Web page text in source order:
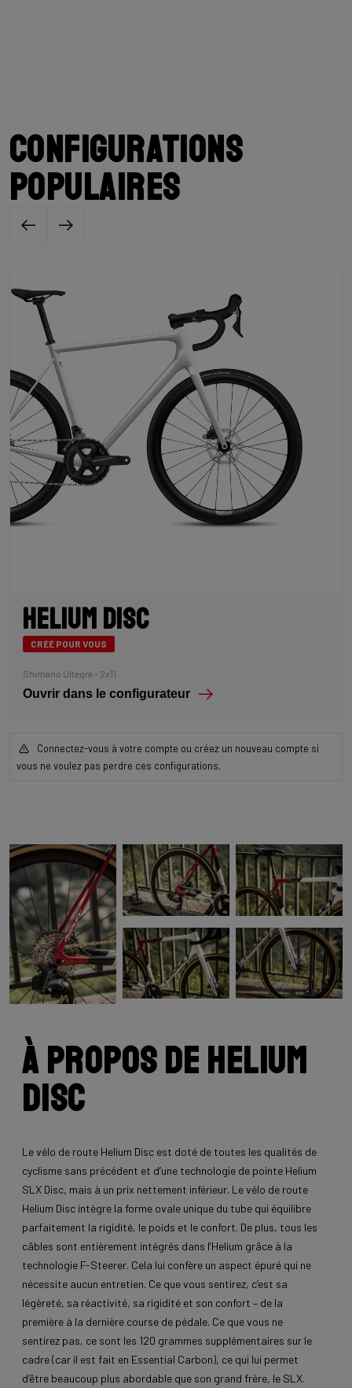
Configurations
populaires
Helium Disc
CRÉÉ POUR VOUS
Shimano Ultegra – 2x11
Ouvrir dans le configurateur
Connectez-vous à votre compte ou créez un nouveau compte si
vous ne voulez pas perdre ces configurations.
À propos de Helium
Disc
Le vélo de route Helium Disc est doté de toutes les qualités de
cyclisme sans précédent et d’une technologie de pointe Helium
SLX Disc, mais à un prix nettement inférieur. Le vélo de route
Helium Disc intègre la forme ovale unique du tube qui équilibre
parfaitement la rigidité, le poids et le confort. De plus, tous les
câbles sont entièrement intégrés dans l’Helium grâce à la
technologie F-Steerer. Cela lui confère un aspect épuré qui ne
nécessite aucun entretien. Ce que vous sentirez, c’est sa
légèreté, sa réactivité, sa rigidité et son confort – de la
première à la dernière course de pédale. Ce que vous ne
sentirez pas, ce sont les 120 grammes supplémentaires sur le
cadre (car il est fait en Essential Carbon), ce qui lui permet
d’être beaucoup plus abordable que son grand frère, le SLX.